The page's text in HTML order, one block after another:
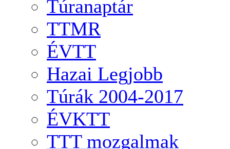
Túranaptár
TTMR
ÉVTT
Hazai Legjobb
Túrák 2004-2017
ÉVKTT
TTT mozgalmak